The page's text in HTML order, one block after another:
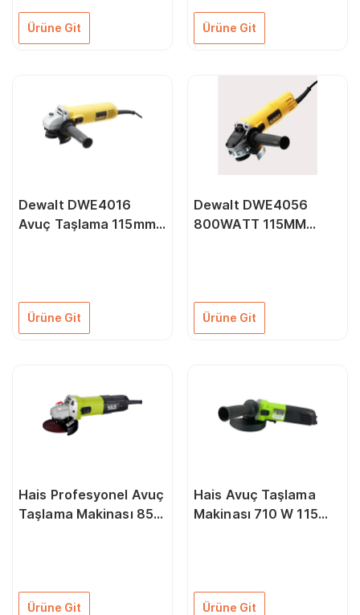
Ürüne Git Ürüne Git
Dewalt DWE4016
Avuç Taşlama 115mm
Ürüne Git
Dewalt DWE4056
800WATT 115MM
Ürüne Git
Hais Profesyonel Avuç
Taşlama Makinası 850
Ürüne Git
Hais Avuç Taşlama
Makinası 710 W 115
Ürüne Git